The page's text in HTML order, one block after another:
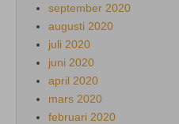
september 2020
augusti 2020
juli 2020
juni 2020
april 2020
mars 2020
februari 2020